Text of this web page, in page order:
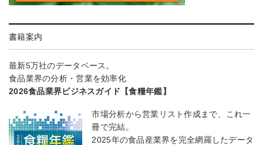
書籍案内
最新5万社のデータベース。
食品業界の分析・営業を効率化
2026食品業界ビジネスガイド【食糧年鑑】
市場分析から営業リスト作成まで、これ一
冊で完結。
2025年の食品産業界を完全網羅したデータ